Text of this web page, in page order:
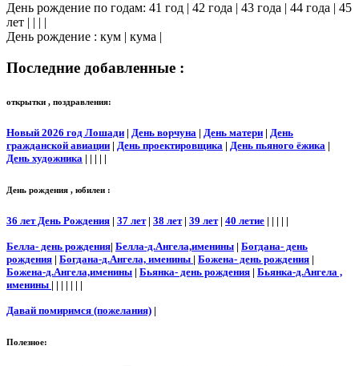
День рождение по годам: 41 год | 42 года | 43 года | 44 года | 45
лет | | | |
День рождение : кум | кума |
Последние добавленные :
открытки , поздравления:
Новый 2026 год Лошади | День ворчуна | День матери | День
гражданской авиации | День проектировщика | День пьяного ёжика |
День художника | | | | |
День рождения , юбилеи :
36 лет День Рождения | 37 лет| 38 лет| 39 лет| 40 летие | | | | |
Белла- день рождения| Белла-д.Ангела,именины | Богдана- день
рождения | Богдана-д.Ангела, именины | Божена- день рождения |
Божена-д.Ангела,именины | Бьянка- день рождения | Бьянка-д.Ангела ,
именины | | | | | | |
Давай помиримся (пожелания) |
Полезное: